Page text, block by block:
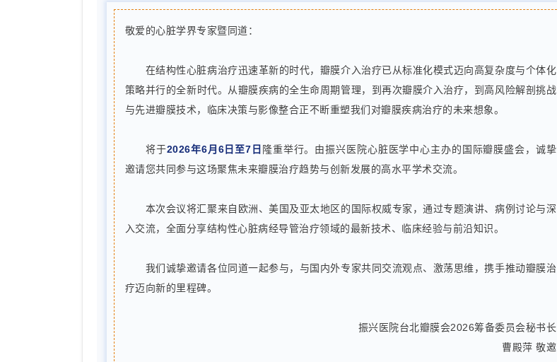
敬爱的心脏学界专家暨同道：
在结构性心脏病治疗迅速革新的时代，瓣膜介入治疗已从标准化模式迈向高复杂度与个体化
策略并行的全新时代。从瓣膜疾病的全生命周期管理，到再次瓣膜介入治疗，到高风险解剖挑战
与先进瓣膜技术，临床决策与影像整合正不断重塑我们对瓣膜疾病治疗的未来想象。
将于2026年6月6日至7日 隆重举行。由振兴医院心脏医学中心主办的国际瓣膜盛会，诚挚
邀请您共同参与这场聚焦未来瓣膜治疗趋势与创新发展的高水平学术交流。
本次会议将汇聚来自欧洲、美国及亚太地区的国际权威专家，通过专题演讲、病例讨论与深
入交流，全面分享结构性心脏病经导管治疗领域的最新技术、临床经验与前沿知识。
我们诚挚邀请各位同道一起参与，与国内外专家共同交流观点、激荡思维，携手推动瓣膜治
疗迈向新的里程碑。
振兴医院台北瓣膜会2026筹备委员会秘书长
曹殿萍 敬邀